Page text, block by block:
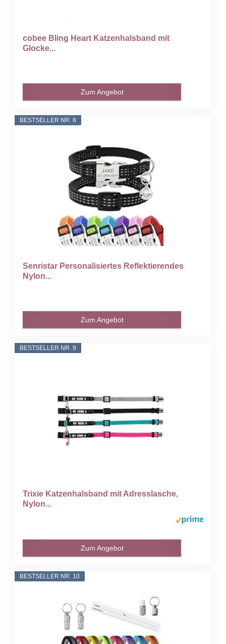
cobee Bling Heart Katzenhalsband mit
Glocke...
Zum Angebot
BESTSELLER NR. 8
Senristar Personalisiertes Reflektierendes
Nylon...
Zum Angebot
BESTSELLER NR. 9
Trixie Katzenhalsband mit Adresslasche,
Nylon...
Zum Angebot
BESTSELLER NR. 10